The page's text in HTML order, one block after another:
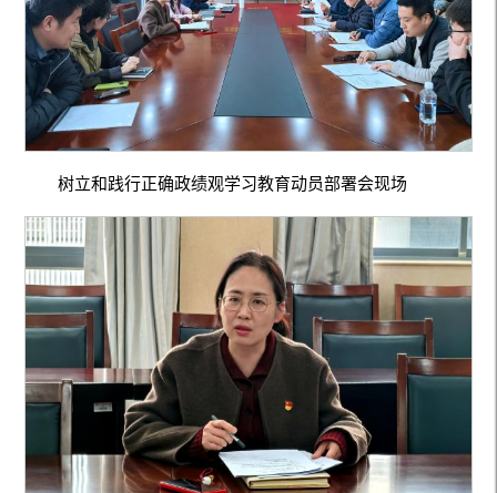
树立和践行正确政绩观学习教育动员部署会现场